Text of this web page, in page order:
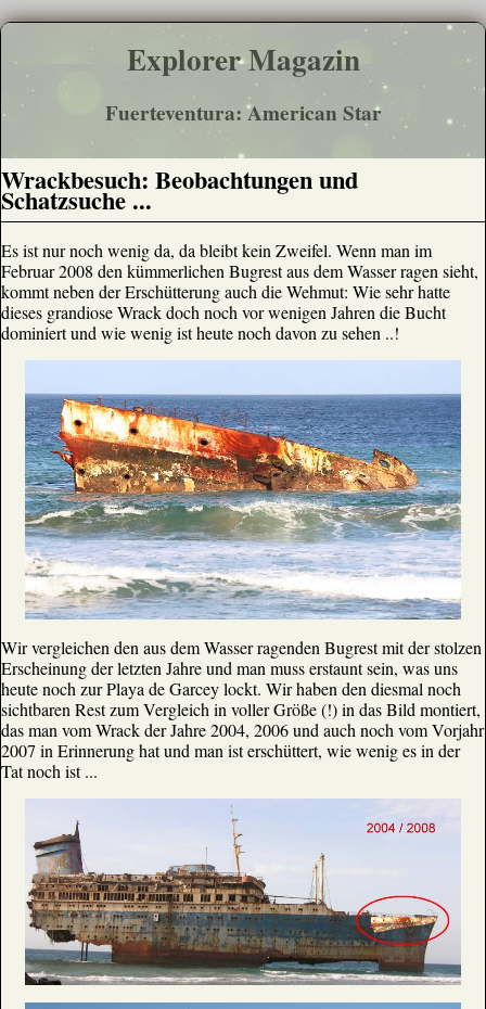
Explorer Magazin
Fuerteventura: American Star
Wrackbesuch: Beobachtungen und
Schatzsuche ...
Es ist nur noch wenig da, da bleibt kein Zweifel. Wenn man im
Februar 2008 den kümmerlichen Bugrest aus dem Wasser ragen sieht,
kommt neben der Erschütterung auch die Wehmut: Wie sehr hatte
dieses grandiose Wrack doch noch vor wenigen Jahren die Bucht
dominiert und wie wenig ist heute noch davon zu sehen ..!
Wir vergleichen den aus dem Wasser ragenden Bugrest mit der stolzen
Erscheinung der letzten Jahre und man muss erstaunt sein, was uns
heute noch zur Playa de Garcey lockt. Wir haben den diesmal noch
sichtbaren Rest zum Vergleich in voller Größe (!) in das Bild montiert,
das man vom Wrack der Jahre 2004, 2006 und auch noch vom Vorjahr
2007 in Erinnerung hat und man ist erschüttert, wie wenig es in der
Tat noch ist ...